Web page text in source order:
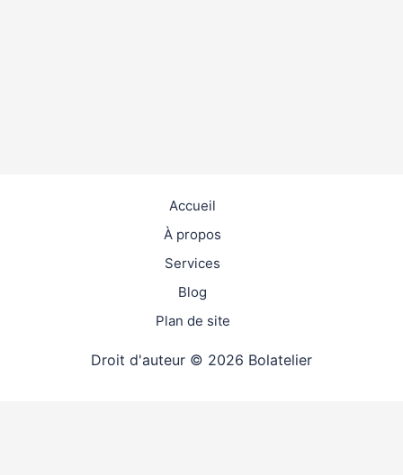
Accueil
À propos
Services
Blog
Plan de site
Droit d'auteur © 2026 Bolatelier